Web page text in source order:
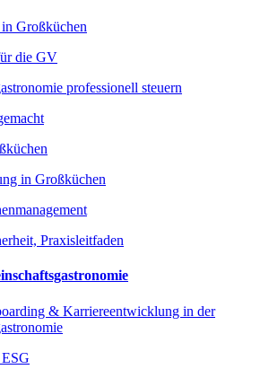
Großküchen
die GV
professionell steuern
in Großküchen
Praxisleitfaden
& Karriereentwicklung in der